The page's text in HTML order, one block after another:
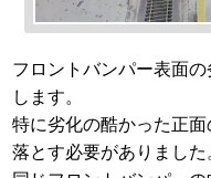
フロントバンパー表面
します。
特に劣化の酷かった正
落とす必要がありました